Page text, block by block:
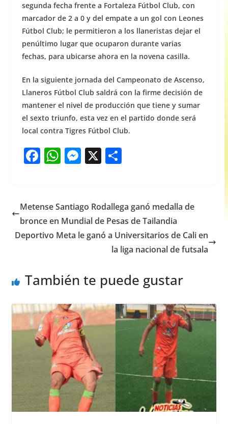
segunda fecha frente a Fortaleza Fútbol Club, con
marcador de 2 a 0 y del empate a un gol con Leones
Fútbol Club; le permitieron a los llaneristas dejar el
penúltimo lugar que ocuparon durante varias
fechas, para ubicarse ahora en la novena casilla.
En la siguiente jornada del Campeonato de Ascenso,
Llaneros Fútbol Club saldrá con la firme decisión de
mantener el nivel de producción que tiene y sumar
el sexto triunfo, esta vez en el partido donde será
local contra Tigres Fútbol Club.
F
e
b
o
W
s
A
p
M
e
n
g
X S
e
Metense Santiago Rodallega ganó medalla de
bronce en Mundial de Pesas de Tailandia
Deportivo Meta le ganó a Universitarios de Cali en
la liga nacional de futsala
También te puede gustar